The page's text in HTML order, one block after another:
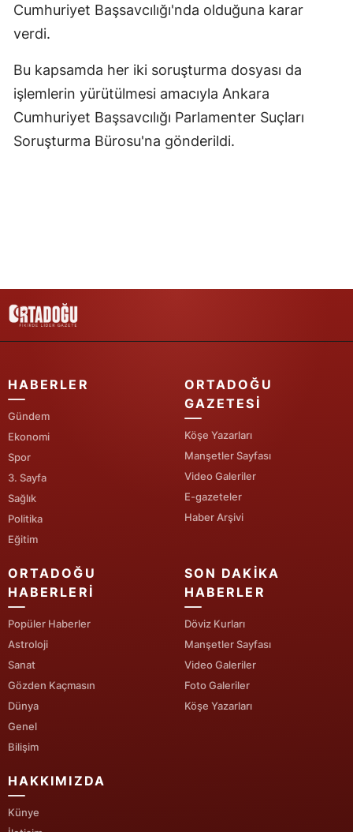
Uşak
Van
Yozgat
Şırnak
Bartın
Ardahan
Iğdır
Yalova
Kilis
Osmaniye
Düzce
Cumhuriyet Başsavcılığı'nda olduğuna karar
verdi.
Bu kapsamda her iki soruşturma dosyası da
işlemlerin yürütülmesi amacıyla Ankara
Cumhuriyet Başsavcılığı Parlamenter Suçları
Soruşturma Bürosu'na gönderildi.
HABERLER
Gündem
Ekonomi
Spor
3. Sayfa
Sağlık
Politika
Eğitim
ORTADOĞU
GAZETESI
Köşe Yazarları
Manşetler Sayfası
Video Galeriler
E-gazeteler
Haber Arşivi
ORTADOĞU
HABERLERI
Popüler Haberler
Astroloji
Sanat
Gözden Kaçmasın
Dünya
Genel
Bilişim
SON DAKIKA
HABERLER
Döviz Kurları
Manşetler Sayfası
Video Galeriler
Foto Galeriler
Köşe Yazarları
HAKKIMIZDA
Künye